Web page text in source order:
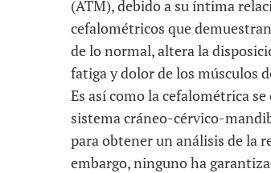
(ATM), debido a su íntima
cefalométricos que
de lo normal, altera la
fatiga y dolor de los músculos
Es así como la cefalométrica
sistema cráneo-cérvico-
para obtener un análisis de la
embargo, ninguno ha